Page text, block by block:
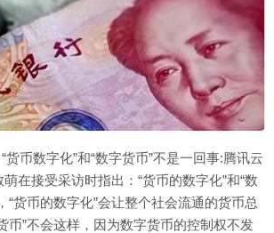
货币数字化”和“数字货币”不是一回事:腾讯云
在接受采访时指出：“货币的数字化”和“数
“货币的数字化”会让整个社会流通的货币总
币”不会这样，因为数字货币的控制权不发